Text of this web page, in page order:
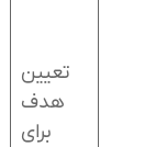
تعیین
هدف
برای